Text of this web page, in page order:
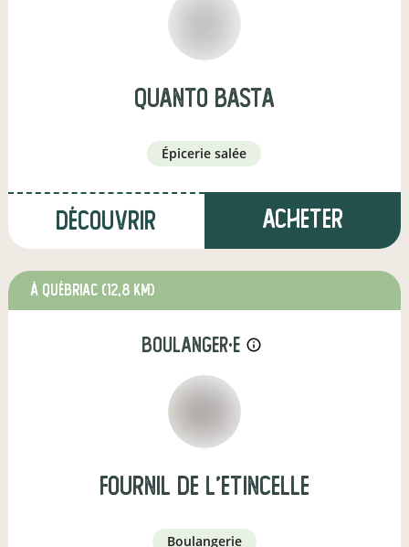
quanto basta
épicerie salée
Découvrir Acheter
à Québriac (12,8 km)
boulanger·e info_outline
Fournil de l'Etincelle
boulangerie